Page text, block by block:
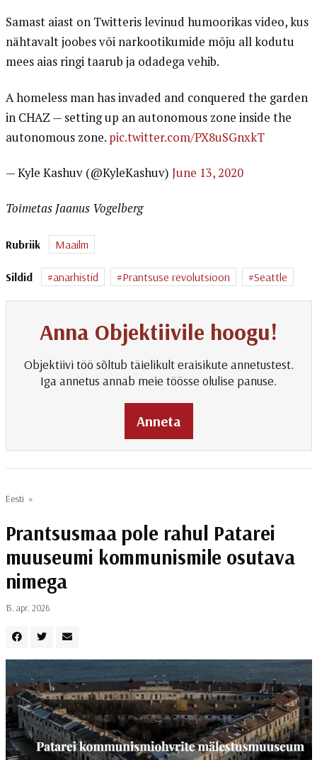
Samast aiast on Twitteris levinud humoorikas video, kus
nähtavalt joobes või narkootikumide mõju all kodutu
mees aias ringi taarub ja odadega vehib.
A homeless man has invaded and conquered the garden
in CHAZ — setting up an autonomous zone inside the
autonomous zone. pic.twitter.com/PX8uSGnxkT
— Kyle Kashuv (@KyleKashuv) June 13, 2020
Toimetas Jaanus Vogelberg
Rubriik Maailm
Sildid anarhistid Prantsuse revolutsioon Seattle
Anna Objektiivile hoogu!
Objektiivi töö sõltub täielikult eraisikute annetustest.
Iga annetus annab meie töösse olulise panuse.
Anneta
Eesti »
Prantsusmaa pole rahul Patarei
muuseumi kommunismile osutava
nimega
15. apr. 2026